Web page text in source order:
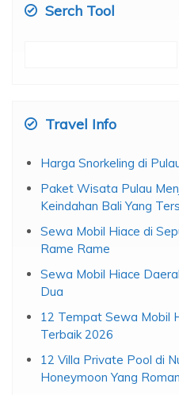
Serch Tool
Travel Info
Harga Snorkeling di
Paket Wisata Pulau
Keindahan Bali Yang
Sewa Mobil Hiace di
Rame Rame
Sewa Mobil Hiace
Dua
12 Tempat Sewa Mobil
Terbaik 2026
12 Villa Private Pool di
Honeymoon Yang